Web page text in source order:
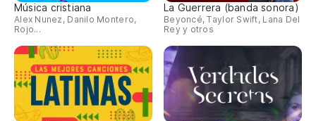
Música cristiana
Alex Nunez, Danilo Montero,
Rojo...
La Guerrera (banda sonora)
Beyoncé, Taylor Swift, Lana Del
Rey y otros